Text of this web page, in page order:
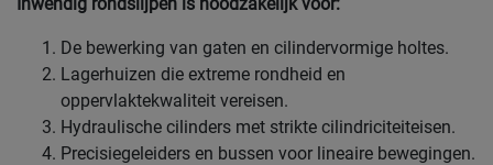
De bewerking van gaten en cilindervormige holtes.
Lagerhuizen die extreme rondheid en
oppervlaktekwaliteit vereisen.
Hydraulische cilinders met strikte cilindriciteiteisen.
Precisiegeleiders en bussen voor lineaire bewegingen.